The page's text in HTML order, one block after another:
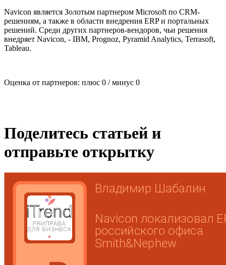
Navicon является Золотым партнером Microsoft по CRM-
решениям, а также в области внедрения ERP и портальных
решений. Среди других партнеров-вендоров, чьи решения
внедряет Navicon, - IBM, Prognoz, Pyramid Analytics, Terrasoft,
Tableau.
Оценка от партнеров: плюс 0 / минус 0
Поделитесь статьей и
отправьте открытку